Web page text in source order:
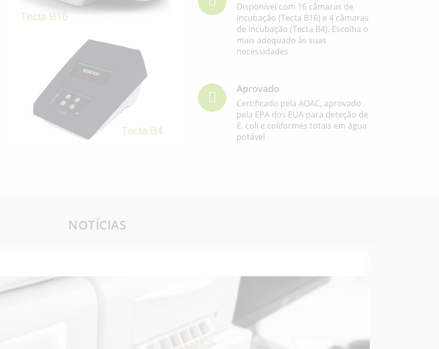
Disponível com 16 câmaras de
incubação (Tecta B16) e 4 câmaras
de incubação (Tecta B4). Escolha o
mais adequado às suas
necessidades
Aprovado
Certificado pela AOAC, aprovado
pela EPA dos EUA para deteção de
E. coli e coliformes totais em água
potável
NOTÍCIAS